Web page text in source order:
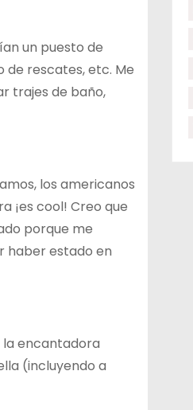
un puesto de
de rescates, etc. Me
trajes de baño,
los americanos
¡es cool! Creo que
porque me
haber estado en
la encantadora
(incluyendo a